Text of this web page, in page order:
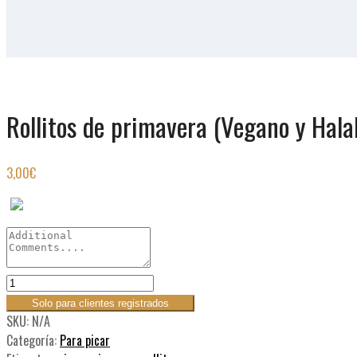
Rollitos de primavera (Vegano y
3,00€
Solo para clientes registrados
SKU: N/A
Categoría: Para picar